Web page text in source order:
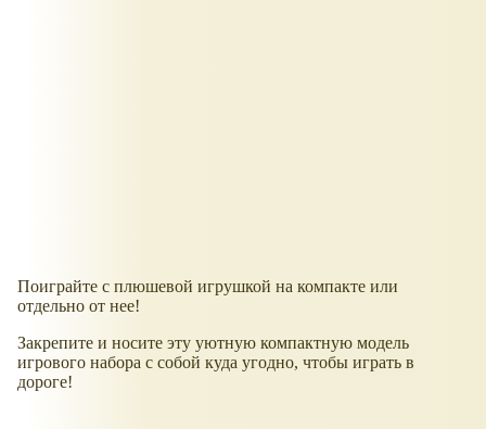
Поиграйте с плюшевой игрушкой на компакте или
отдельно от нее!
Закрепите и носите эту уютную компактную модель
игрового набора с собой куда угодно, чтобы играть в
дороге!